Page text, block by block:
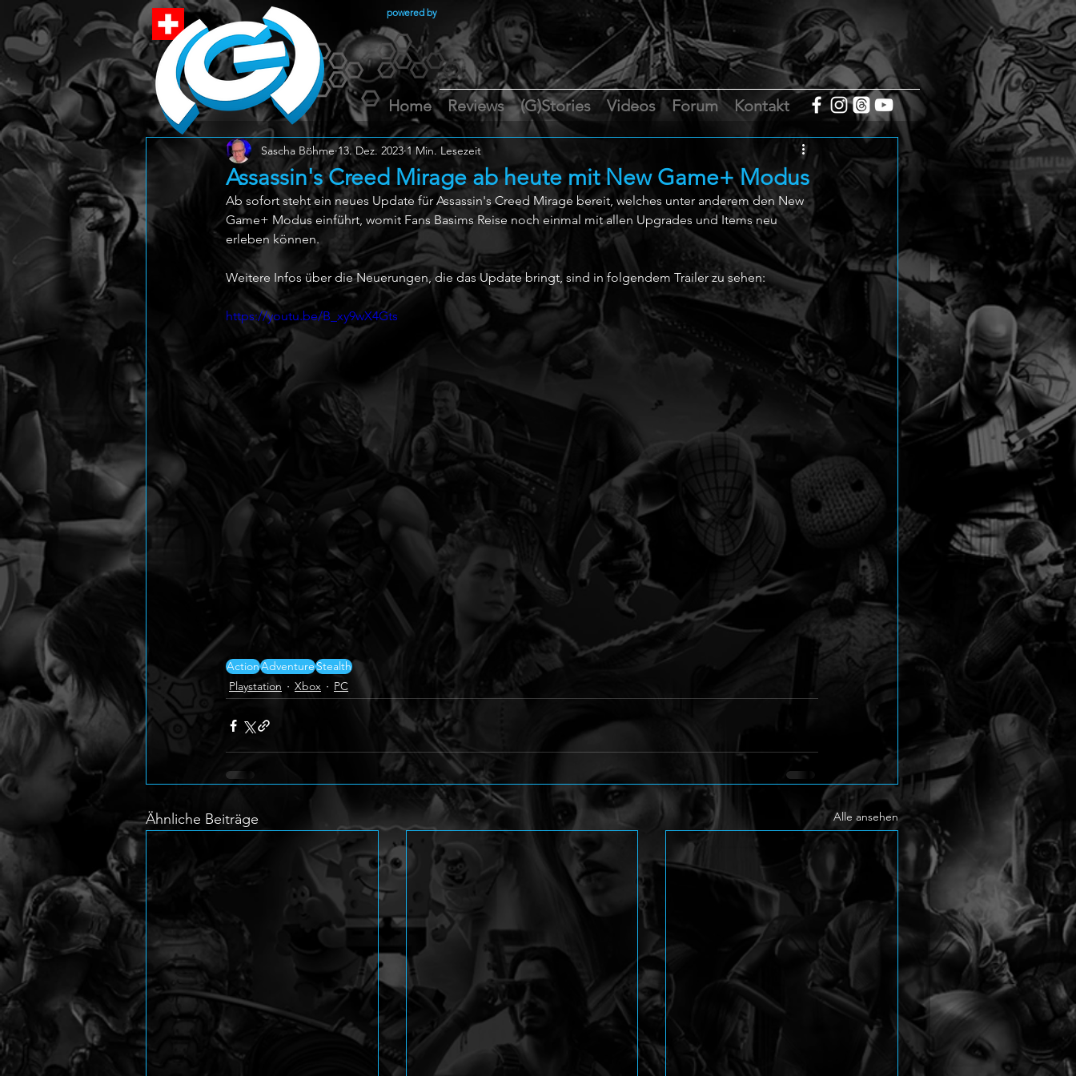
powered by
Home Reviews (G)Stories Videos Forum Kontakt
Assassin's Creed Mirage ab heute mit New Game+ Modus
Sascha Böhme 13. Dez. 2023 1 Min. Lesezeit
Ab sofort steht ein neues Update für Assassin's Creed Mirage bereit, welches unter anderem den New
Game+ Modus einführt, womit Fans Basims Reise noch einmal mit allen Upgrades und Items neu
erleben können.
Weitere Infos über die Neuerungen, die das Update bringt, sind in folgendem Trailer zu sehen:
https://youtu.be/B_xy9wX4Gts
ActionAdventureStealth
Playstation
Xbox PC
Ähnliche Beiträge Alle ansehen